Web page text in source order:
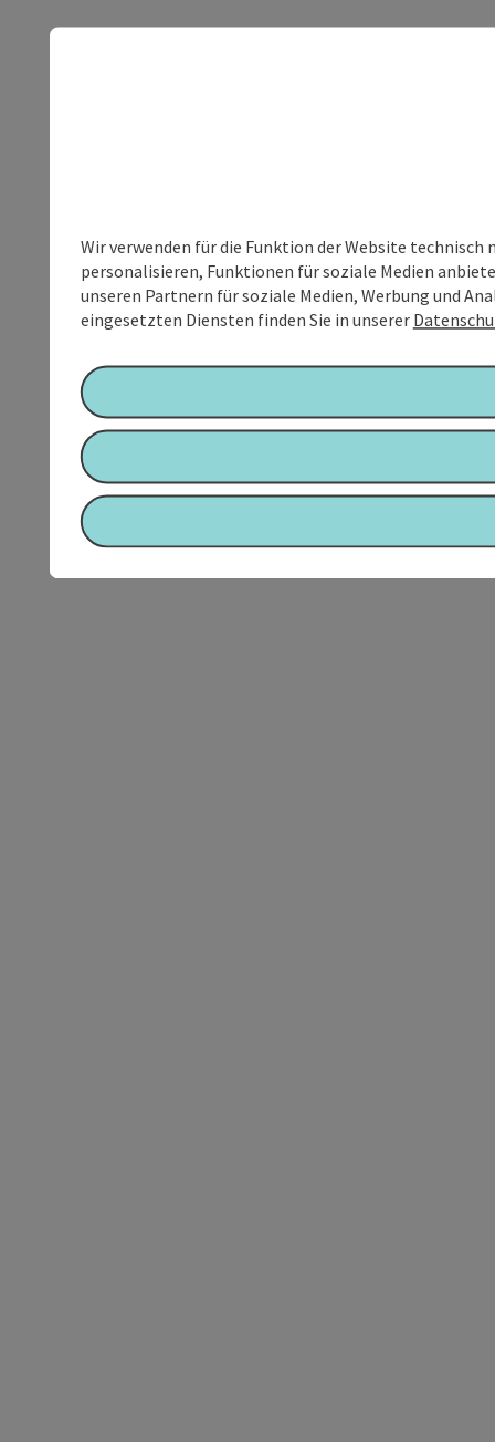
Wir verwenden für die Funktion der Website
personalisieren, Funktionen für soziale Medien
unseren Partnern für soziale Medien, Werbung und
eingesetzten Diensten finden Sie in unserer